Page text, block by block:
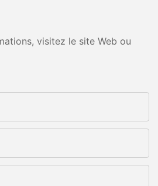
visitez le site Web ou